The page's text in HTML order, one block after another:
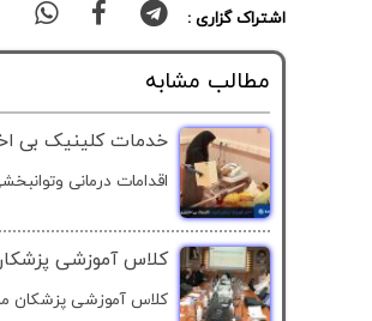
اشتراک گزاری :
مطالب مشابه
خدمات کلینیک بی
اقدامات درمانی
کلاس آموزشی پزشکان
کلاس آموزشی پزشکان